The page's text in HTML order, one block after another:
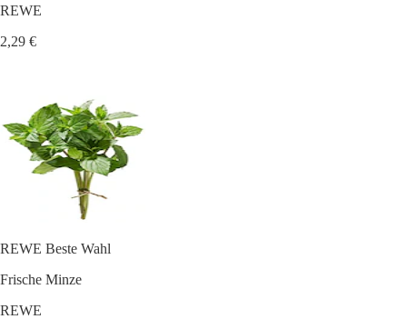
REWE
2,29 €
REWE Beste Wahl
Frische Minze
REWE